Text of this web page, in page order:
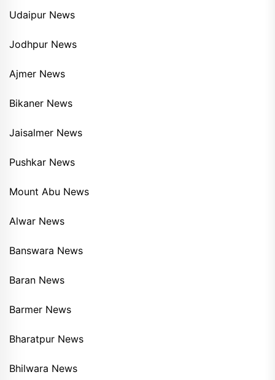
Udaipur News
Jodhpur News
Ajmer News
Bikaner News
Jaisalmer News
Pushkar News
Mount Abu News
Alwar News
Banswara News
Baran News
Barmer News
Bharatpur News
Bhilwara News